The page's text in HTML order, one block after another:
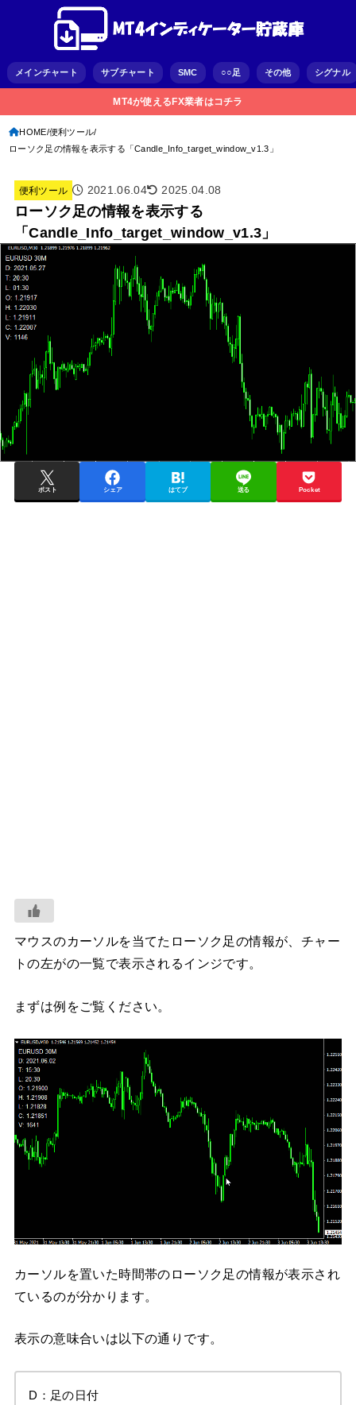
メインチャート サブチャート SMC ○○足 その他 シグナル
MT4が使えるFX業者はコチラ
HOME 便利ツール
ローソク足の情報を表示する「Candle_Info_target_window_v1.3」
便利ツール 2021.06.04 2025.04.08
ローソク足の情報を表示する
「Candle_Info_target_window_v1.3」
ポスト シェア はてブ 送る Pocket
マウスのカーソルを当てたローソク足の情報が、チャー
トの左がの一覧で表示されるインジです。
まずは例をご覧ください。
カーソルを置いた時間帯のローソク足の情報が表示され
ているのが分かります。
表示の意味合いは以下の通りです。
D：足の日付